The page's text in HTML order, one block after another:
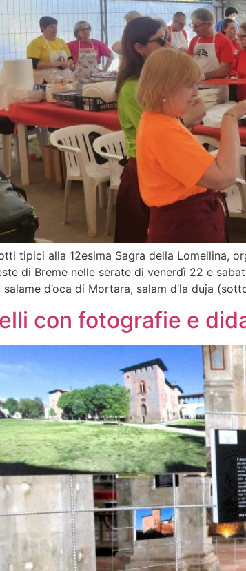
tipici alla 12esima Sagra della Lomellina,
di Breme nelle serate di venerdì 22 e
salame d’oca di Mortara, salam d’la duja
con fotografie e